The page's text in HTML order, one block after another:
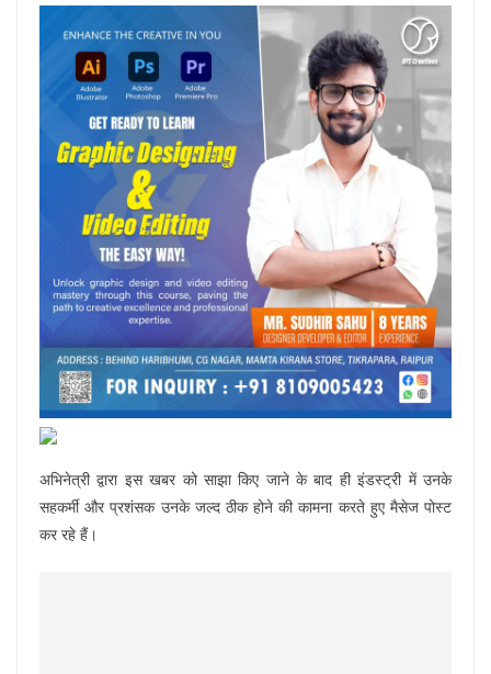
अभिनेत्री द्वारा इस खबर को साझा किए जाने के बाद ही इंडस्ट्री में उनके
सहकर्मी और प्रशंसक उनके जल्द ठीक होने की कामना करते हुए मैसेज पोस्ट
कर रहे हैं।